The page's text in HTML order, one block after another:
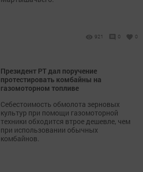
921 0 0
Президент РТ дал поручение
протестировать комбайны на
газомоторном топливе
Себестоимость обмолота зерновых
культур при помощи газомоторной
техники обходится втрое дешевле, чем
при использовании обычных
комбайнов.